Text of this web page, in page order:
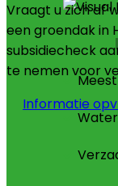
Vraagt u zich af
een groendak in
subsidiecheck
te nemen voor
Informatie